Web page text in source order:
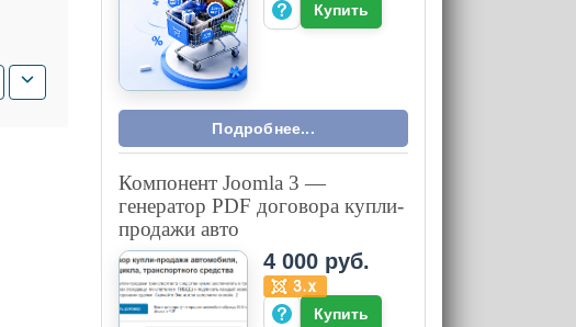
Купить
Подробнее...
Компонент Joomla 3 —
генератор PDF договора купли-
продажи авто
4 000 руб.
Купить